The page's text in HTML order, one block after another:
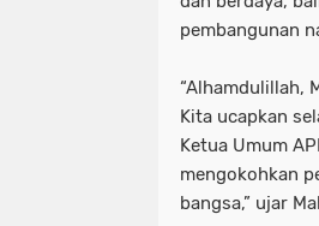
pembangunan
“Alhamdulillah,
Kita ucapkan
Ketua Umum
mengokohkan
bangsa,” ujar